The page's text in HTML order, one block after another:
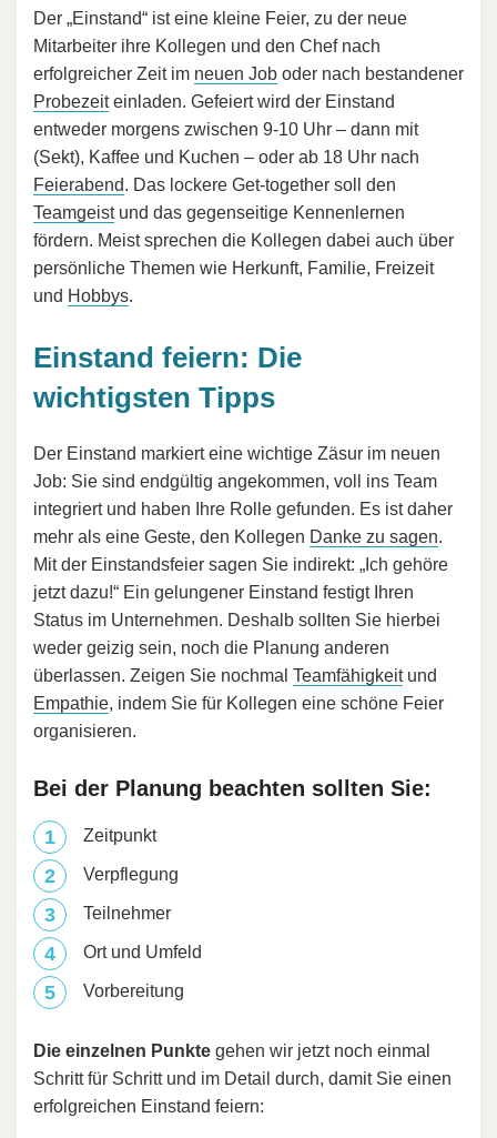
Der „Einstand“ ist eine kleine Feier, zu der neue
Mitarbeiter ihre Kollegen und den Chef nach
erfolgreicher Zeit im neuen Job oder nach bestandener
Probezeiteinladen. Gefeiert wird der Einstand
entweder morgens zwischen 9-10 Uhr – dann mit
(Sekt), Kaffee und Kuchen – oder ab 18 Uhr nach
Feierabend. Das lockere Get-together soll den
Teamgeistund das gegenseitige Kennenlernen
fördern. Meist sprechen die Kollegen dabei auch über
persönliche Themen wie Herkunft, Familie, Freizeit
und Hobbys.
Einstand feiern: Die
wichtigsten Tipps
Der Einstand markiert eine wichtige Zäsur im neuen
Job: Sie sind endgültig angekommen, voll ins Team
integriert und haben Ihre Rolle gefunden. Es ist daher
mehr als eine Geste, den Kollegen Danke zu sagen.
Mit der Einstandsfeier sagen Sie indirekt: „Ich gehöre
jetzt dazu!“ Ein gelungener Einstand festigt Ihren
Status im Unternehmen. Deshalb sollten Sie hierbei
weder geizig sein, noch die Planung anderen
überlassen. Zeigen Sie nochmal Teamfähigkeitund
Empathie, indem Sie für Kollegen eine schöne Feier
organisieren.
Bei der Planung beachten sollten Sie:
Zeitpunkt
Verpflegung
Teilnehmer
Ort und Umfeld
Vorbereitung
Die einzelnen Punkte gehen wir jetzt noch einmal
Schritt für Schritt und im Detail durch, damit Sie einen
erfolgreichen Einstand feiern: